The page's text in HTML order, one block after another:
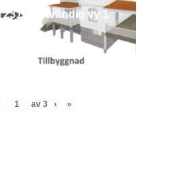
- Utvändig vy 1
av 3 › »